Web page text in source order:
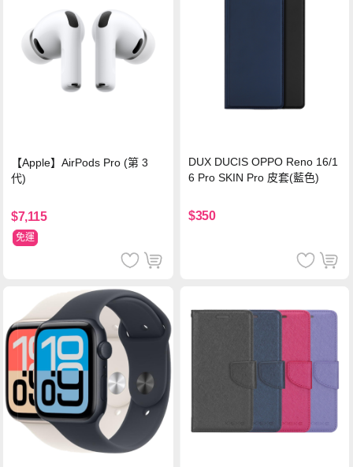
【Apple】AirPods Pro (第 3
代)
$7,115
免運
DUX DUCIS OPPO Reno 16/1
6 Pro SKIN Pro 皮套(藍色)
$350